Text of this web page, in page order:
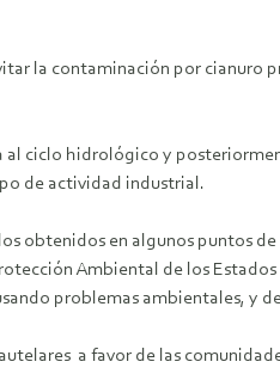
la contaminación por cianuro
al ciclo hidrológico y
de actividad industrial.
obtenidos en algunos puntos
Ambiental de los
problemas ambientales, y
a favor de las